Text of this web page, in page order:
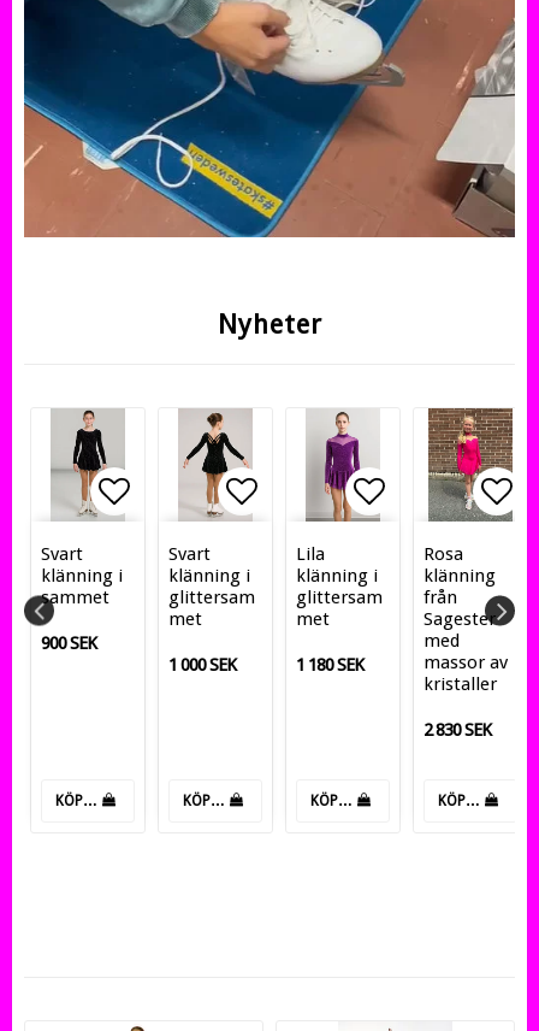
Nyheter
till i favoritlistan
Lägg till i favoritlistan
Svart
klänning i
sammet
900 SEK
KÖP…
Lägg till i favoritlistan
Svart
klänning i
glittersam
met
1 000 SEK
KÖP…
Lägg till i
Lila
klänning i
glittersam
met
1 180 SEK
KÖP…
Rosa
klänning
från
Sagester
med
massor av
kristaller
2 830 SEK
KÖP…